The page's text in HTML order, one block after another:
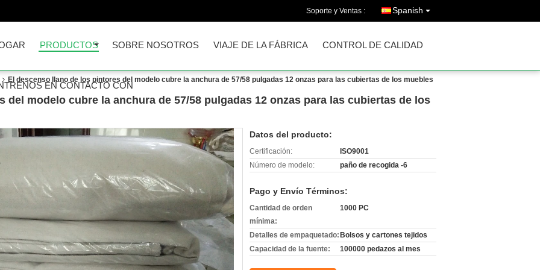
Soporte y Ventas : Spanish
PRODUCTOS SOBRE NOSOTROS VIAJE DE LA FÁBRICA CONTROL DE CALIDAD
EN CONTACTO CON
El descenso llano de los pintores del modelo cubre la anchura de 57/58 pulgadas 12 onzas para las cubiertas de los muebles
del modelo cubre la anchura de 57/58 pulgadas 12 onzas para las cubiertas de los
Datos del producto:
Certificación:
ISO9001
Número de modelo:
paño de recogida -6
Pago y Envío Términos:
Cantidad de orden
mínima:
1000 PC
Detalles de empaquetado: Bolsos y cartones tejidos
Capacidad de la fuente:
100000 pedazos al mes